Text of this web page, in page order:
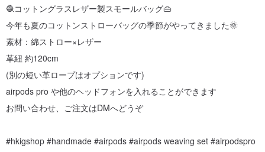
🧶コットングラスレザー製スモールバッグ👜
今年も夏のコットンストローバッグの季節がやってきました🌞
素材：綿ストロー×レザー
革紐 約120cm
(別の短い革ロープはオプションです)
airpods pro や他のヘッドフォンを入れることができます
お問い合わせ、ご注文はDMへどうぞ
#hkigshop #handmade #airpods #airpods weaving set #airpodspro